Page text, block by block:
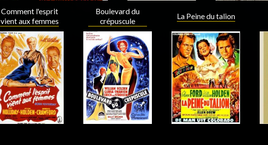
Comment l'esprit
vient aux femmes
Boulevard du
crépuscule
La Peine du talion